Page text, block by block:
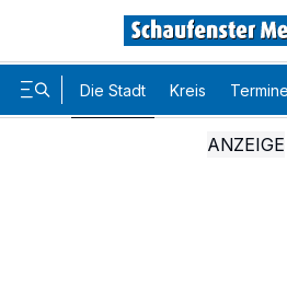
Die Stadt Kreis Termine